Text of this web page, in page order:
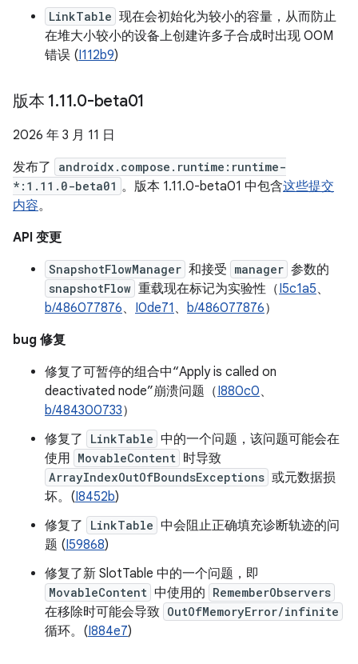
LinkTable 现在会初始化为较小的容量，从而防止
在堆大小较小的设备上创建许多子合成时出现 OOM
错误 (I112b9)
版本 1.11.0-beta01
2026 年 3 月 11 日
发布了
androidx.compose.runtime:runtime-
*:1.11.0-beta01 。版本 1.11.0-beta01 中包含这些提交
内容。
API 变更
SnapshotFlowManager 和接受 manager 参数的
snapshotFlow 重载现在标记为实验性（I5c1a5、
b/486077876、 I0de71 、 b/486077876）
bug 修复
修复了可暂停的组合中“Apply is called on
deactivated node”崩溃问题（I880c0、
b/484300733）
修复了
LinkTable 中的一个问题，该问题可能会在
使用 MovableContent 时导致
ArrayIndexOutOfBoundsExceptions 或元数据损
坏。(I8452b)
修复了
LinkTable 中会阻止正确填充诊断轨迹的问
题 (I59868)
修复了新 SlotTable 中的一个问题，即
MovableContent 中使用的 RememberObservers
在移除时可能会导致 OutOfMemoryError/infinite
循环。(I884e7)